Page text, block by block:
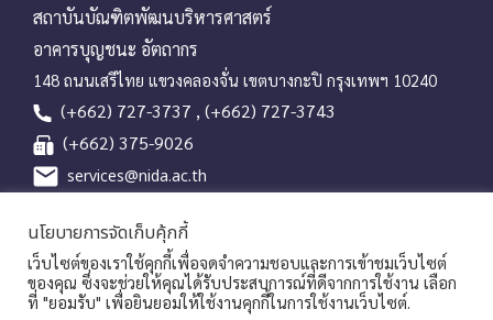
o
n
สถาบันบัณฑิตพัฒนบริหารศาสตร์
อาคารบุญชนะ อัตถากร
148 ถนนเสรีไทย แขวงคลองจั่น เขตบางกะปิ กรุงเทพฯ 10240
(+662) 727-3737 , (+662) 727-3743
(+662) 375-9026
services@nida.ac.th
Line OA
นโยบายการจัดเก็บคุ้กกี้
เว็บไซต์ของเราใช้คุกกี้เพื่อจดจำความชอบและการเข้าชมเว็บไซต์
ของคุณ ซึ่งจะช่วยให้คุณได้รับประสบการณ์ที่ดีจากการใช้งาน เลือก
ที่ "ยอมรับ" เพื่อยินยอมให้ใช้งานคุกกี้ในการใช้งานเว็บไซต์.